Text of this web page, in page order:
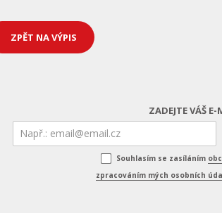
ZPĚT NA VÝPIS
ZADEJTE VÁŠ E-
Souhlasím se zasíláním
zpracováním mých osobních